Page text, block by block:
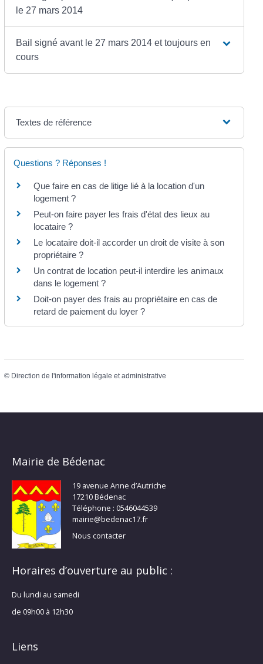
le 27 mars 2014
Bail signé avant le 27 mars 2014 et toujours en
cours
Textes de référence
Questions ? Réponses !
Que faire en cas de litige lié à la location d'un
logement ?
Peut-on faire payer les frais d'état des lieux au
locataire ?
Le locataire doit-il accorder un droit de visite à son
propriétaire ?
Un contrat de location peut-il interdire les animaux
dans le logement ?
Doit-on payer des frais au propriétaire en cas de
retard de paiement du loyer ?
© Direction de l'information légale et administrative
Mairie de Bédenac
19 avenue Anne d’Autriche
17210 Bédenac
Téléphone : 0546044539
mairie@bedenac17.fr
Nous contacter
Horaires d’ouverture au public :
Du lundi au samedi
de 09h00 à 12h30
Liens